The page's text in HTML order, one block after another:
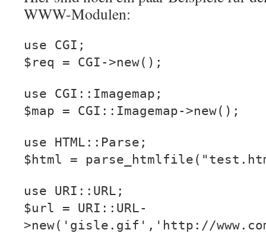
WWW-Modulen:
use CGI;
$req = CGI->new();
use CGI::Imagemap;
$map = CGI::Imagemap->new();
use HTML::Parse;
$html =
use URI::URL;
$url = URI::URL-
>new('gisle.gif','http://